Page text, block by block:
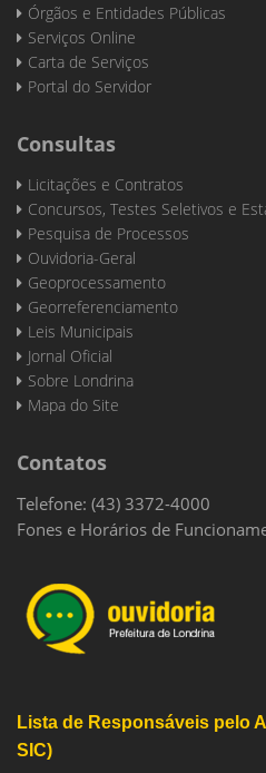
Órgãos e Entidades Públicas
Serviços Online
Carta de Serviços
Portal do Servidor
Consultas
Licitações e Contratos
Concursos, Testes Seletivos e
Pesquisa de Processos
Ouvidoria-Geral
Geoprocessamento
Georreferenciamento
Leis Municipais
Jornal Oficial
Sobre Londrina
Mapa do Site
Contatos
Telefone: (43) 3372-4000
Fones e Horários de
Lista de Responsáveis pelo
SIC)